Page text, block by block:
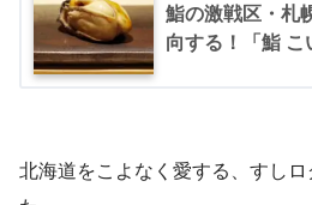
鮨の激戦区・札
向する！「鮨 こ
北海道をこよなく愛する、すしロ